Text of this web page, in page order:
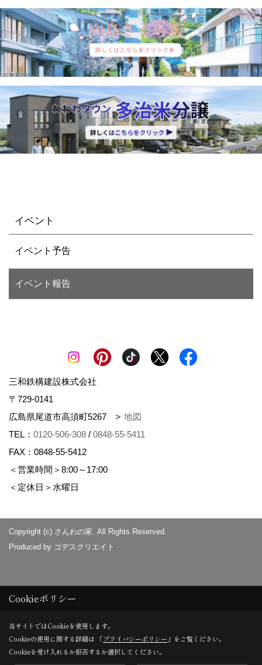
イベント
イベント予告
イベント報告
三和鉄構建設株式会社
〒729-0141
広島県尾道市高須町5267
地図
TEL： 0120-506-308 / 0848-55-5411
FAX：0848-55-5412
＜営業時間＞8:00～17:00
＜定休日＞水曜日
Copyright (c) さんわの家. All Rights Reserved.
Produced by ゴデスクリエイト
Cookieポリシー
当サイトではCookieを使用します。
Cookieの使用に関する詳細は 「プライバシーポリシー 」をご覧ください。
Cookieを受け入れるか拒否するか選択してください。